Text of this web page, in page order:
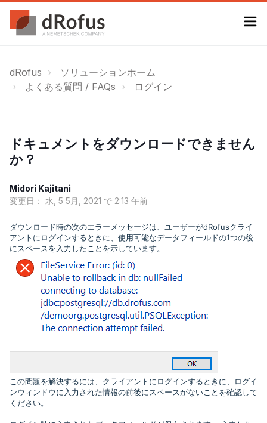
dRofus
ソリューションホーム
よくある質問 / FAQs
ログイン
ドキュメントをダウンロードできません
か？
Midori Kajitani
変更日： 水, 5 5月, 2021 で 2:13 午前
ダウンロード時の次のエラーメッセージは、ユーザーがdRofusクライ
アントにログインするときに、使用可能なデータフィールドの1つの後
にスペースを入力したことを示しています。
この問題を解決するには、クライアントにログインするときに、ログイ
ンウィンドウに入力された情報の前後にスペースがないことを確認して
ください。